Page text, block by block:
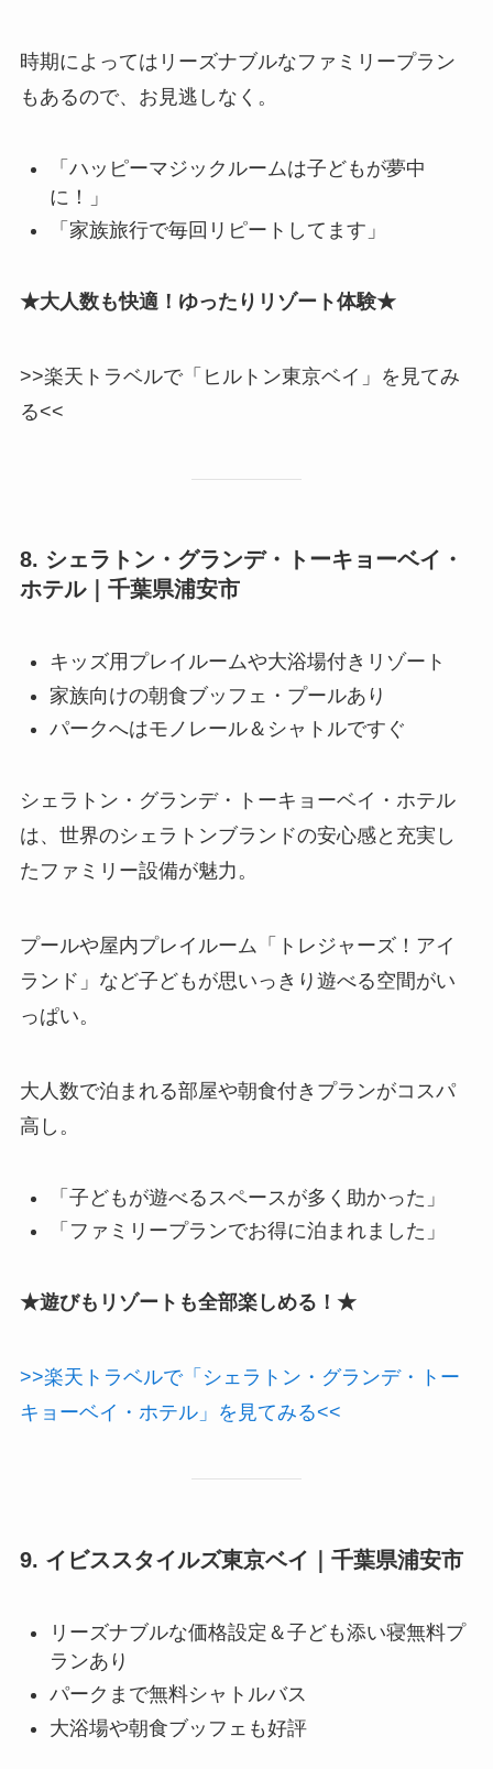
時期によってはリーズナブルなファミリープラン
もあるので、お見逃しなく。
「ハッピーマジックルームは子どもが夢中
に！」
「家族旅行で毎回リピートしてます」
★大人数も快適！ゆったりリゾート体験★
>>楽天トラベルで「ヒルトン東京ベイ」を見てみ
る<<
8. シェラトン・グランデ・トーキョーベイ・
ホテル｜千葉県浦安市
キッズ用プレイルームや大浴場付きリゾート
家族向けの朝食ブッフェ・プールあり
パークへはモノレール＆シャトルですぐ
シェラトン・グランデ・トーキョーベイ・ホテル
は、世界のシェラトンブランドの安心感と充実し
たファミリー設備が魅力。
プールや屋内プレイルーム「トレジャーズ！アイ
ランド」など子どもが思いっきり遊べる空間がい
っぱい。
大人数で泊まれる部屋や朝食付きプランがコスパ
高し。
「子どもが遊べるスペースが多く助かった」
「ファミリープランでお得に泊まれました」
★遊びもリゾートも全部楽しめる！★
>>楽天トラベルで「シェラトン・グランデ・トー
キョーベイ・ホテル」を見てみる<<
9. イビススタイルズ東京ベイ｜千葉県浦安市
リーズナブルな価格設定＆子ども添い寝無料プ
ランあり
パークまで無料シャトルバス
大浴場や朝食ブッフェも好評